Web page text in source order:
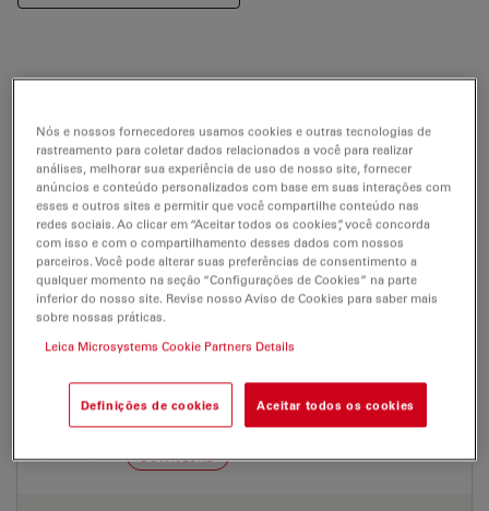
Certificados Software manuals
EM Cryo CLEM
CERTIFICADOS
236-2
Jul 27, 2026 PDF, 51 KB
DOWNLOAD
Nós e nossos fornecedores usamos cookies e outras tecnologias de
rastreamento para coletar dados relacionados a você para realizar
análises, melhorar sua experiência de uso de nosso site, fornecer
anúncios e conteúdo personalizados com base em suas interações com
esses e outros sites e permitir que você compartilhe conteúdo nas
redes sociais. Ao clicar em “Aceitar todos os cookies”, você concorda
com isso e com o compartilhamento desses dados com nossos
parceiros. Você pode alterar suas preferências de consentimento a
qualquer momento na seção “Configurações de Cookies” na parte
inferior do nosso site. Revise nosso Aviso de Cookies para saber mais
sobre nossas práticas.
Leica Microsystems Cookie Partners Details
Definições de cookies Aceitar todos os cookies